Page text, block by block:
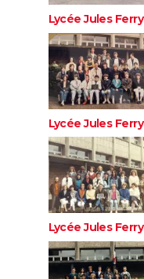
Lycée Jules Ferry
Lycée Jules Ferry
Lycée Jules Ferry